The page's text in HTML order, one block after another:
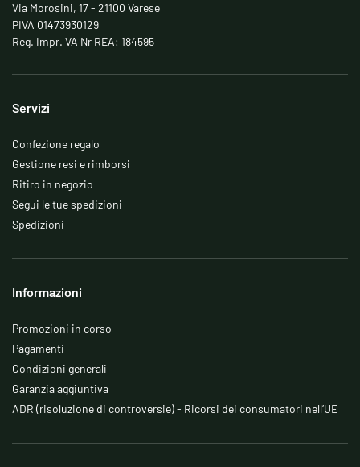
Via Morosini, 17 - 21100 Varese
PIVA 01473930129
Reg. Impr. VA Nr REA: 184595
Servizi
Confezione regalo
Gestione resi e rimborsi
Ritiro in negozio
Segui le tue spedizioni
Spedizioni
Informazioni
Promozioni in corso
Pagamenti
Condizioni generali
Garanzia aggiuntiva
ADR (risoluzione di controversie) - Ricorsi dei consumatori nell’UE